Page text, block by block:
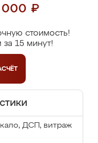
000 ₽
стоимость!
15 минут!
ДСП, витраж